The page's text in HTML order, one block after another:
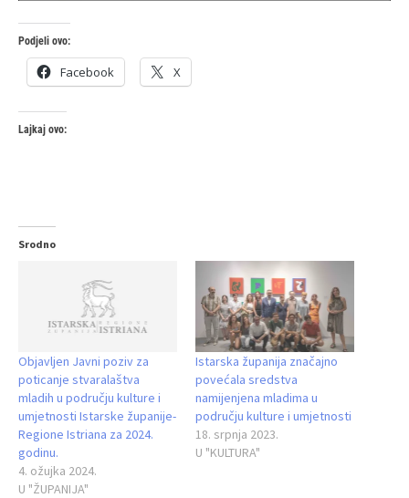
Podjeli ovo:
Facebook X
Lajkaj ovo:
Srodno
Objavljen Javni poziv za
poticanje stvaralaštva
mladih u području kulture i
umjetnosti Istarske županije-
Regione Istriana za 2024.
godinu.
4. ožujka 2024.
U "ŽUPANIJA"
Istarska županija značajno
povećala sredstva
namijenjena mladima u
području kulture i umjetnosti
18. srpnja 2023.
U "KULTURA"